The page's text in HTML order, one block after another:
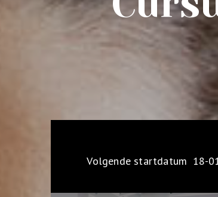
Volgende startdatum 18-